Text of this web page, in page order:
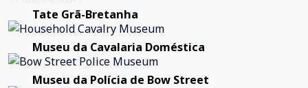
Tate Grã-Bretanha
Museu da Cavalaria Doméstica
Museu da Polícia de Bow Street